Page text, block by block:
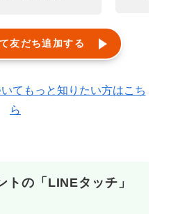
友だち追加する
てもっと知りたい方はこち
ら
トの「LINEタッチ」